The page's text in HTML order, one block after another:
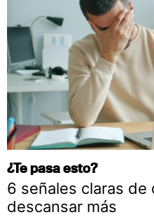
¿Te pasa esto?
6 señales claras de
descansar más